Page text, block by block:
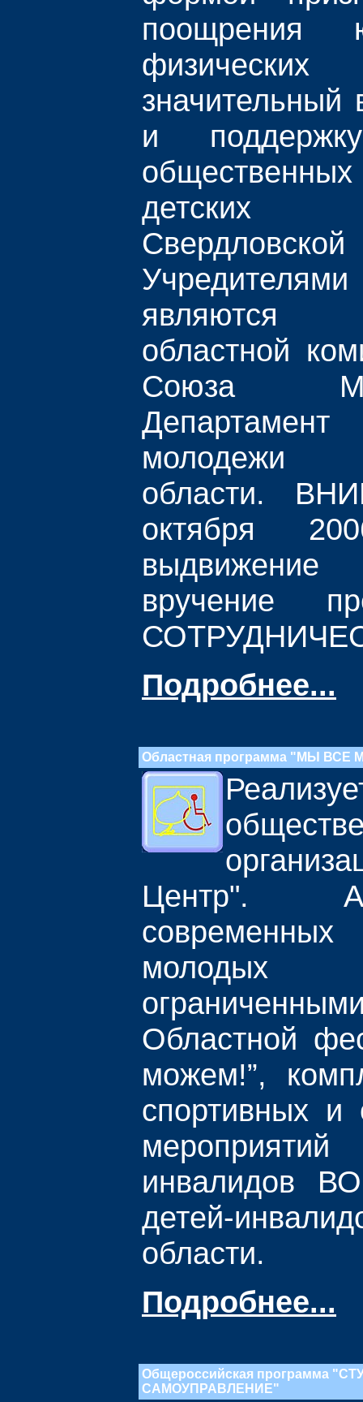
поощрения
значительный
и
детских
являются
областной
Союза
молодежи
области.
октября
выдвижение
вручение
Подробнее...
Областная программа "МЫ ВСЕ
Центр".
современных
Областной
можем!”,
спортивных и
инвалидов
детей-
области.
Подробнее...
Общероссийская программа
САМОУПРАВЛЕНИЕ"